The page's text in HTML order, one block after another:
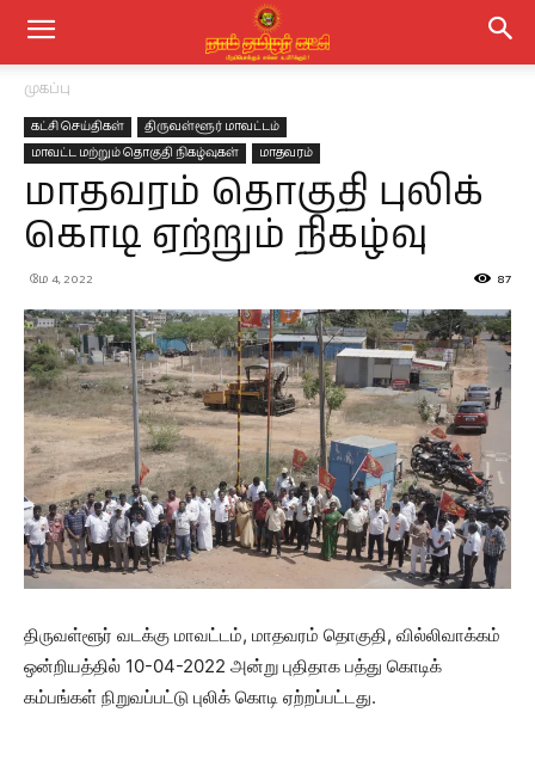
முகப்பு
கட்சி செய்திகள்
திருவள்ளூர் மாவட்டம்
மாவட்ட மற்றும் தொகுதி நிகழ்வுகள்
மாதவரம்
மாதவரம் தொகுதி புலிக்
கொடி ஏற்றும் நிகழ்வு
மே 4, 2022 87
திருவள்ளூர் வடக்கு மாவட்டம், மாதவரம் தொகுதி, வில்லிவாக்கம்
ஒன்றியத்தில் 10-04-2022 அன்று புதிதாக பத்து கொடிக்
கம்பங்கள் நிறுவப்பட்டு புலிக் கொடி ஏற்றப்பட்டது.